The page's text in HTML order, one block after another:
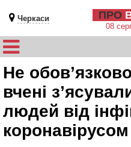
Черкаси ПРО
08
Не
вчені
людей від
коронавірусом